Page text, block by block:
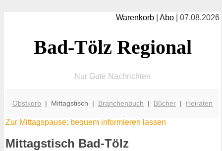
Warenkorb Abo | 07.08.2026
Bad-Tölz Regional
Nur Gute Nachrichten
Obstkorb | Mittagstisch | Branchenbuch | Bücher | Heiraten
Zur Mittagspause: bequem informieren lassen
Mittagstisch Bad-Tölz